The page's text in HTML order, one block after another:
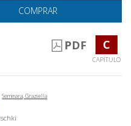
COMPRAR
PDF C
CAPÍTULO
Seminara, Graziella